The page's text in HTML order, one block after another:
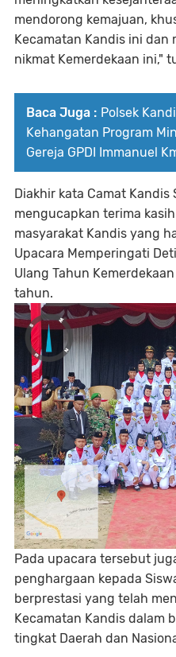
mendorong kemajuan,
Kecamatan Kandis ini
nikmat Kemerdekaan ini,"
Baca Juga : Polsek
Kehangatan Program
Gereja GPDI Immanuel
Diakhir kata Camat Kandis
mengucapkan terima
masyarakat Kandis yang
Upacara Memperingati
Ulang Tahun
tahun.
Pada upacara tersebut
penghargaan kepada
berprestasi yang telah
Kecamatan Kandis dalam
tingkat Daerah dan